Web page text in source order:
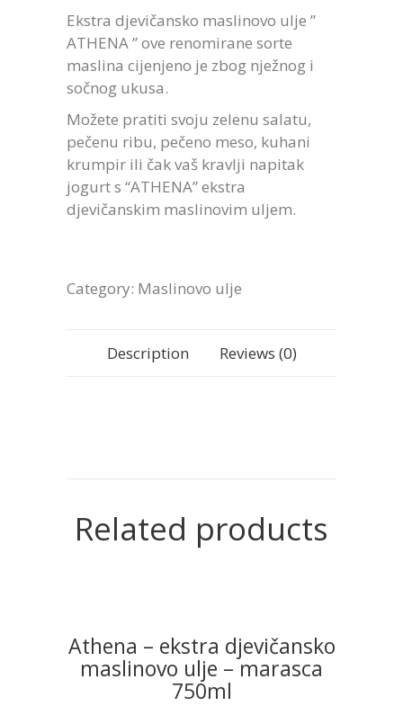
Ekstra djevičansko maslinovo ulje ”
ATHENA ” ove renomirane sorte
maslina cijenjeno je zbog nježnog i
sočnog ukusa.
Možete pratiti svoju zelenu salatu,
pečenu ribu, pečeno meso, kuhani
krumpir ili čak vaš kravlji napitak
jogurt s “ATHENA” ekstra
djevičanskim maslinovim uljem.
Category: Maslinovo ulje
Description Reviews (0)
Related products
READ MORE
Athena – ekstra djevičansko
maslinovo ulje – marasca
750ml